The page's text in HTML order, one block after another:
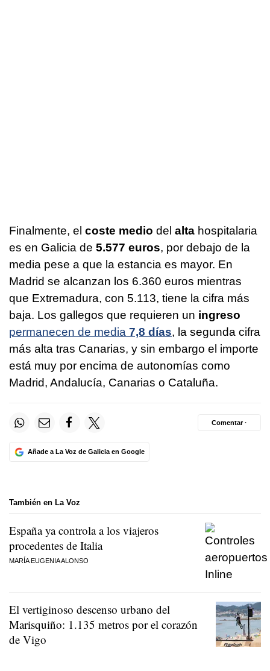
Finalmente, el coste medio del alta hospitalaria
es en Galicia de 5.577 euros, por debajo de la
media pese a que la estancia es mayor. En
Madrid se alcanzan los 6.360 euros mientras
que Extremadura, con 5.113, tiene la cifra más
baja. Los gallegos que requieren un ingreso
permanecen de media 7,8 días, la segunda cifra
más alta tras Canarias, y sin embargo el importe
está muy por encima de autonomías como
Madrid, Andalucía, Canarias o Cataluña.
Añade a La Voz de Galicia en Google
Comentar ·
También en La Voz
España ya controla a los viajeros
procedentes de Italia
MARÍA EUGENIA ALONSO
El vertiginoso descenso urbano del
Marisquiño: 1.135 metros por el corazón
de Vigo